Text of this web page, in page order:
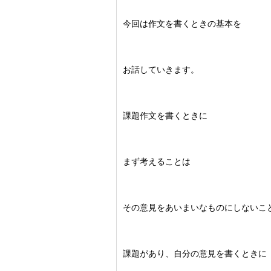
今回は作文を書くときの基本を
お話していきます。
課題作文を書くときに
まず考えることは
その意見をあいまいなものにしないこ
課題があり、自分の意見を書くときに